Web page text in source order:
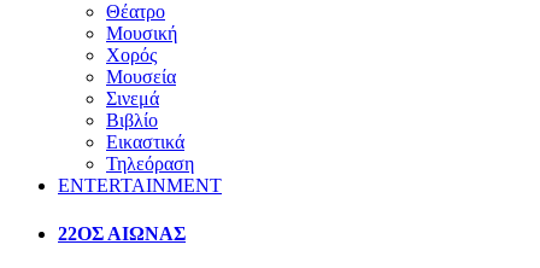
Θέατρο
Μουσική
Χορός
Μουσεία
Σινεμά
Βιβλίο
Εικαστικά
Τηλεόραση
ENTERTAINMENT
22ΟΣ ΑΙΩΝΑΣ